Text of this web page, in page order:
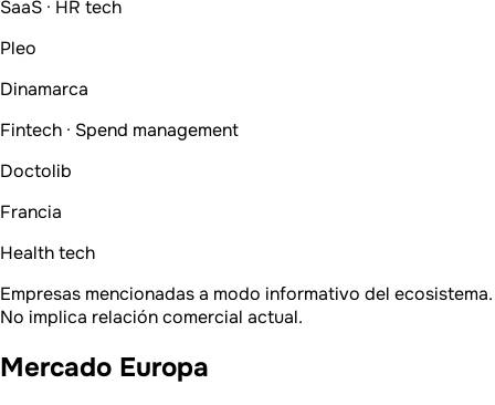
SaaS · HR tech
Pleo
Dinamarca
Fintech · Spend management
Doctolib
Francia
Health tech
Empresas mencionadas a modo informativo del ecosistema.
No implica relación comercial actual.
Mercado Europa